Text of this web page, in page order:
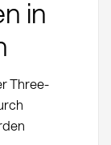
in
Three-